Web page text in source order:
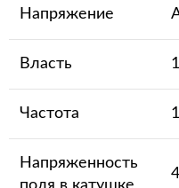
Напряжение
Власть
Частота
Напряженность